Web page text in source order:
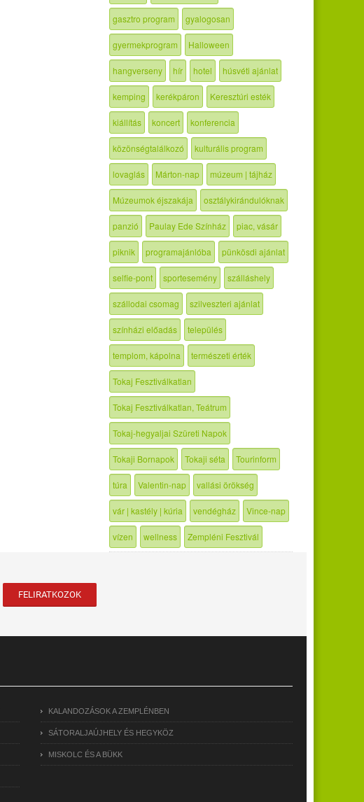
gasztro program gyalogosan
gyermekprogram Halloween
hangverseny hír hotel húsvéti ajánlat
kemping kerékpáron Keresztúri esték
kiállítás koncert konferencia
közönségtalálkozó kulturális program
lovaglás Márton-nap múzeum | tájház
Múzeumok éjszakája osztálykirándulóknak
panzió Paulay Ede Színház piac, vásár
piknik programajánlóba pünkösdi ajánlat
selfie-pont sportesemény szálláshely
szállodai csomag szilveszteri ajánlat
színházi előadás település
templom, kápolna természeti érték
Tokaj Fesztiválkatlan
Tokaj Fesztiválkatlan, Teátrum
Tokaj-hegyaljai Szüreti Napok
Tokaji Bornapok Tokaji séta Tourinform
túra Valentin-nap vallási örökség
vár | kastély | kúria vendégház Vince-nap
vízen wellness Zempléni Fesztivál
KALANDOZÁSOK A ZEMPLÉNBEN
SÁTORALJAÚJHELY ÉS HEGYKÖZ
MISKOLC ÉS A BÜKK